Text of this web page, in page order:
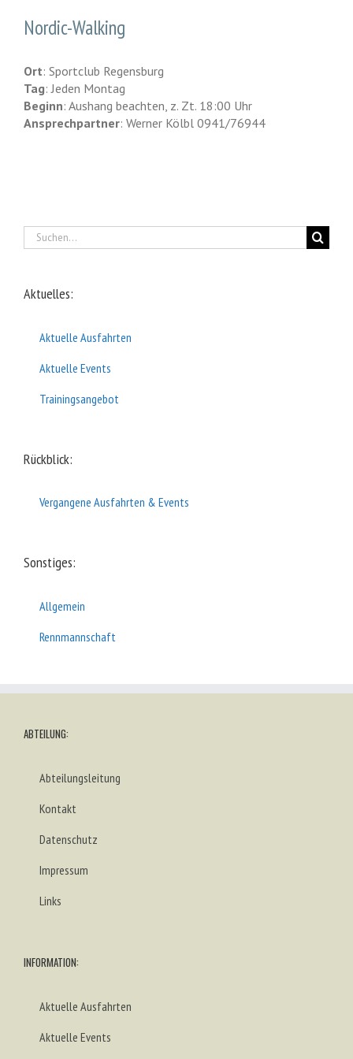
Nordic-Walking
Ort: Sportclub Regensburg
Tag: Jeden Montag
Beginn: Aushang beachten, z. Zt. 18:00 Uhr
Ansprechpartner: Werner Kölbl 0941/76944
Suche
nach:
Aktuelles:
Aktuelle Ausfahrten
Aktuelle Events
Trainingsangebot
Rückblick:
Vergangene Ausfahrten & Events
Sonstiges:
Allgemein
Rennmannschaft
ABTEILUNG:
Abteilungsleitung
Kontakt
Datenschutz
Impressum
Links
INFORMATION:
Aktuelle Ausfahrten
Aktuelle Events